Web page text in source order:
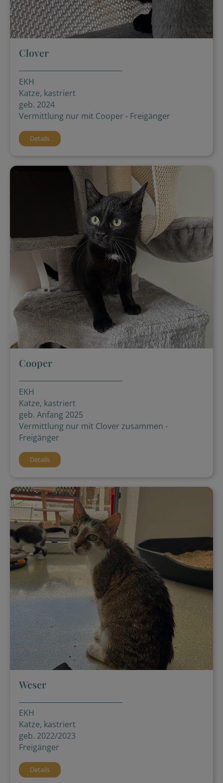
Clover
EKH
Katze, kastriert
geb. 2024
Vermittlung nur mit Cooper - Freigänger
Details
Cooper
EKH
Katze, kastriert
geb. Anfang 2025
Vermittlung nur mit Clover zusammen -
Freigänger
Details
Weser
EKH
Katze, kastriert
geb. 2022/2023
Freigänger
Details